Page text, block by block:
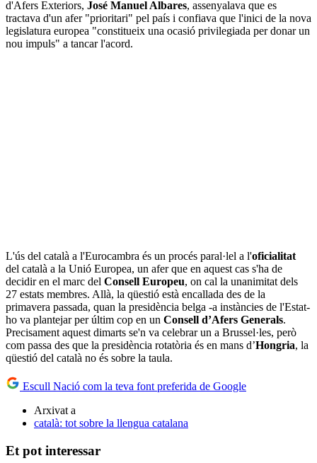
d'Afers Exteriors, José Manuel Albares, assenyalava que es
tractava d'un afer "prioritari" pel país i confiava que l'inici de la nova
legislatura europea "constitueix una ocasió privilegiada per donar un
nou impuls" a tancar l'acord.
L'ús del català a l'Eurocambra és un procés paral·lel a l'oficialitat
del català a la Unió Europea, un afer que en aquest cas s'ha de
decidir en el marc del Consell Europeu, on cal la unanimitat dels
27 estats membres. Allà, la qüestió està encallada des de la
primavera passada, quan la presidència belga -a instàncies de l'Estat-
ho va plantejar per últim cop en un Consell d’Afers Generals.
Precisament aquest dimarts se'n va celebrar un a Brussel·les, però
com passa des que la presidència rotatòria és en mans d’Hongria, la
qüestió del català no és sobre la taula.
Escull Nació com la teva font preferida de Google
Arxivat a
català: tot sobre la llengua catalana
Et pot interessar